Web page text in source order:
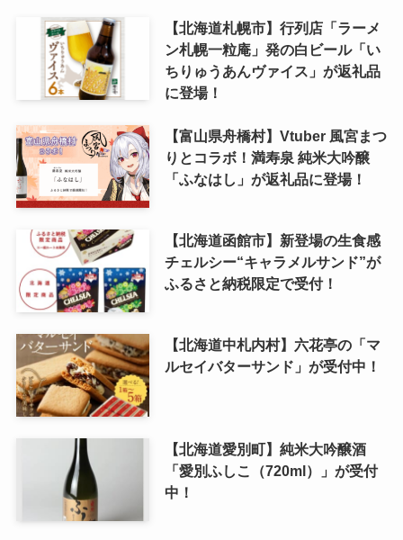
【北海道札幌市】行列店「ラーメ
ン札幌一粒庵」発の白ビール「い
ちりゅうあんヴァイス」が返礼品
に登場！
【富山県舟橋村】Vtuber 風宮まつ
りとコラボ！満寿泉 純米大吟醸
「ふなはし」が返礼品に登場！
【北海道函館市】新登場の生食感
チェルシー“キャラメルサンド”が
ふるさと納税限定で受付！
【北海道中札内村】六花亭の「マ
ルセイバターサンド」が受付中！
【北海道愛別町】純米大吟醸酒
「愛別ふしこ（720ml）」が受付
中！